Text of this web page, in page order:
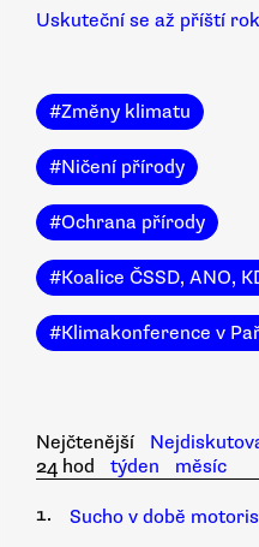
Uskuteční se až příští rok
#Změny klimatu
#Ničení přírody
#Ochrana přírody
#Koalice ČSSD, ANO,
#Klimakonference v
Nejčtenější
24 hod
týden
měsíc
1.
Sucho v době